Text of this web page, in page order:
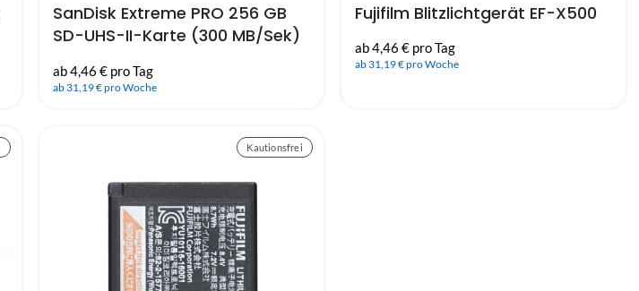
SanDisk Extreme PRO 256 GB
SD-UHS-II-Karte (300 MB/Sek)
ab 4,46 € pro Tag
ab 31,19 € pro Woche
Fujifilm Blitzlichtgerät EF-X500
ab 4,46 € pro Tag
ab 31,19 € pro Woche
Kautionsfrei